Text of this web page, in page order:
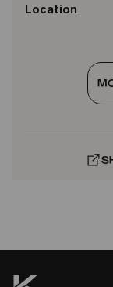
Location